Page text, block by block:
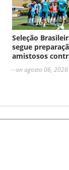
Seleção
segue
amistosos
- on agosto 06, 2026